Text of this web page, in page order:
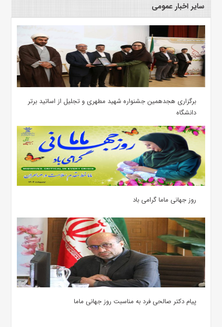
سایر اخبار عمومی
برگزاری هجدهمین جشنواره شهید مطهری و تجلیل از اساتید برتر
دانشگاه
روز جهانی ماما گرامی باد
پیام دکتر صالحی فرد به مناسبت روز جهانی ماما